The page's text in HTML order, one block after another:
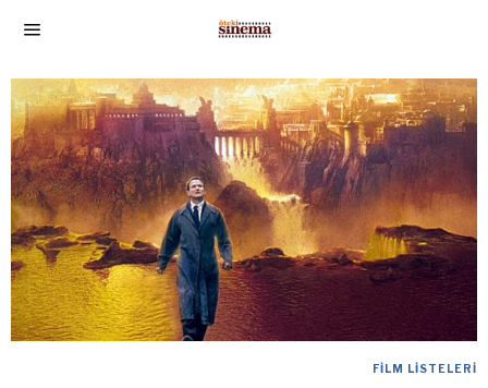
FILM LISTELERI